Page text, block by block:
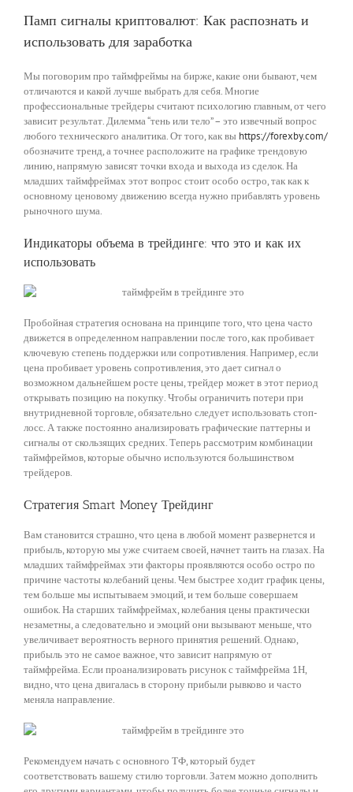
Памп сигналы криптовалют: Как распознать и
использовать для заработка
Мы поговорим про таймфреймы на бирже, какие они бывают, чем
отличаются и какой лучше выбрать для себя. Многие
профессиональные трейдеры считают психологию главным, от чего
зависит результат. Дилемма “тень или тело” – это извечный вопрос
любого технического аналитика. От того, как вы https://forexby.com/
обозначите тренд, а точнее расположите на графике трендовую
линию, напрямую зависят точки входа и выхода из сделок. На
младших таймфреймах этот вопрос стоит особо остро, так как к
основному ценовому движению всегда нужно прибавлять уровень
рыночного шума.
Индикаторы объема в трейдинге: что это и как их
использовать
Пробойная стратегия основана на принципе того, что цена часто
движется в определенном направлении после того, как пробивает
ключевую степень поддержки или сопротивления. Например, если
цена пробивает уровень сопротивления, это дает сигнал о
возможном дальнейшем росте цены, трейдер может в этот период
открывать позицию на покупку. Чтобы ограничить потери при
внутридневной торговле, обязательно следует использовать стоп-
лосс. А также постоянно анализировать графические паттерны и
сигналы от скользящих средних. Теперь рассмотрим комбинации
таймфреймов, которые обычно используются большинством
трейдеров.
Стратегия Smart Money Трейдинг
Вам становится страшно, что цена в любой момент развернется и
прибыль, которую мы уже считаем своей, начнет таить на глазах. На
младших таймфреймах эти факторы проявляются особо остро по
причине частоты колебаний цены. Чем быстрее ходит график цены,
тем больше мы испытываем эмоций, и тем больше совершаем
ошибок. На старших таймфреймах, колебания цены практически
незаметны, а следовательно и эмоций они вызывают меньше, что
увеличивает вероятность верного принятия решений. Однако,
прибыль это не самое важное, что зависит напрямую от
таймфрейма. Если проанализировать рисунок с таймфрейма 1Н,
видно, что цена двигалась в сторону прибыли рывково и часто
меняла направление.
Рекомендуем начать с основного ТФ, который будет
соответствовать вашему стилю торговли. Затем можно дополнить